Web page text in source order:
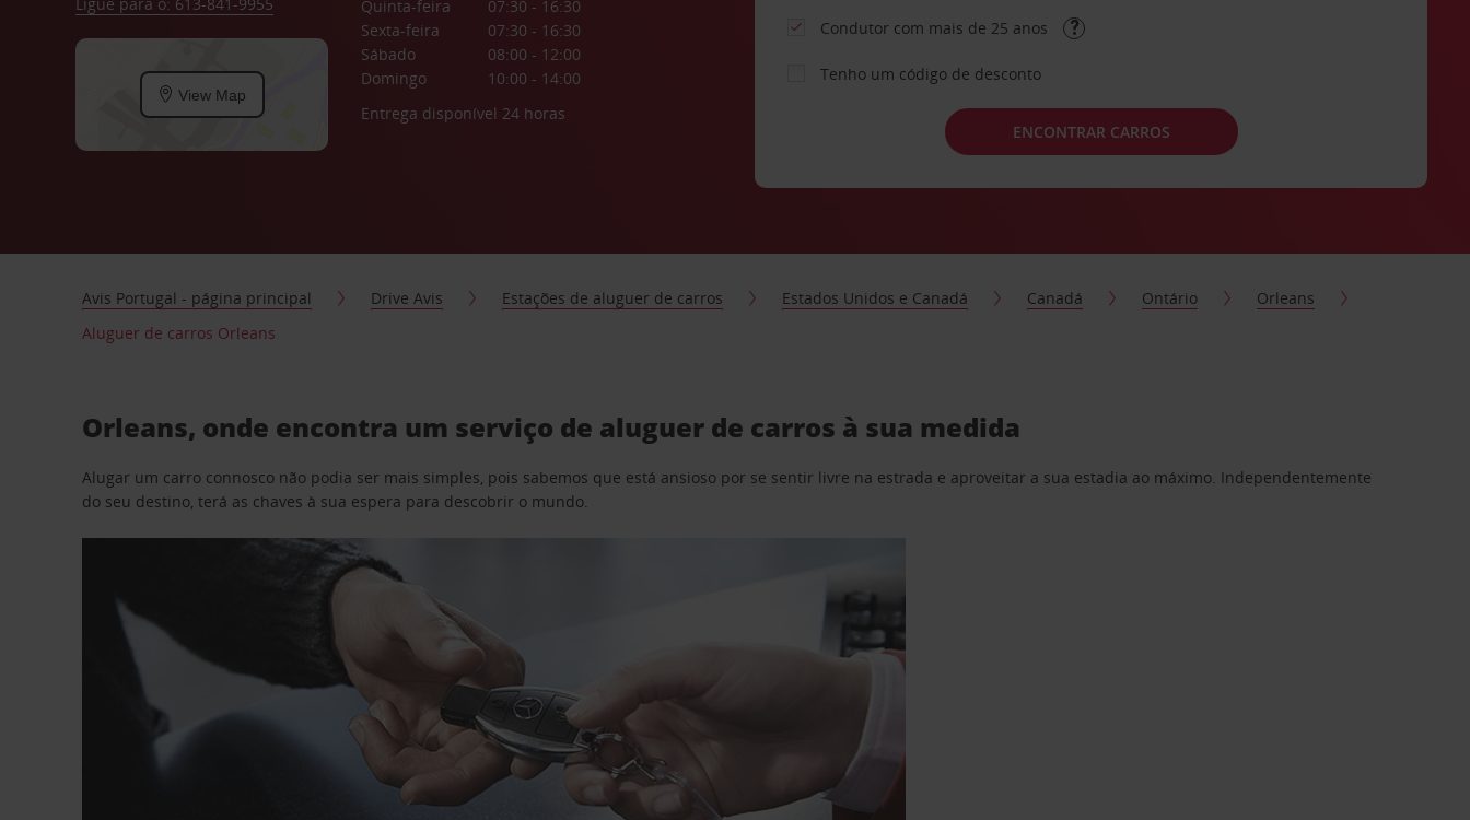
View Map
Quinta-feira
07:30 - 16:30
Sexta-feira
07:30 - 16:30
Sábado
08:00 - 12:00
Domingo
10:00 - 14:00
Entrega disponível 24 horas
Condutor com mais de 25 anos
Tenho um código de desconto
ENCONTRAR CARROS
Avis Portugal - página principal Drive Avis Estações de aluguer de carros Estados Unidos e Canadá Canadá Ontário
Orleans
Aluguer de carros Orleans
Orleans, onde encontra um serviço de aluguer de carros à sua medida
Alugar um carro connosco não podia ser mais simples, pois sabemos que está ansioso por se sentir livre na estrada e aproveitar a sua estadia ao máximo. Independentemente
do seu destino, terá as chaves à sua espera para descobrir o mundo.